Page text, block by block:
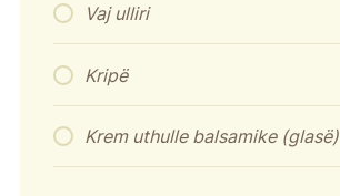
Vaj ulliri
Kripë
Krem uthulle balsamike (glasë)